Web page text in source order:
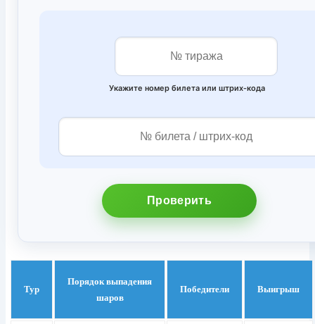
Укажите номер билета или штрих‑кода
Проверить
Тур
Порядок выпадения
шаров
Победители Выигрыш